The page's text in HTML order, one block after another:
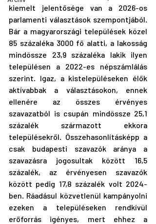
kiemelt jelentősége van a 2026-os
parlamenti választások szempontjából.
Bár a magyarországi települések közel
85 százaléka 3000 fő alatti, a lakosság
mindössze 23,9 százaléka lakik ilyen
településen a 2022-es népszámlálás
szerint. Igaz, a kistelepüléseken élők
aktívabbak a választásokon, ennek
ellenére az összes érvényes
szavazatból is csupán mindössze 25,1
százalék származott ekkora
településekről. Összehasonlításképp a
csak budapesti szavazók aránya a
szavazásra jogosultak között 16,5
százalék, az érvényesen szavazók
között pedig 17,8 százalék volt 2024-
ben. Ráadásul közvetlenül kampányolni
ezeken a településeken rendkívül
erőforrás igényes, mert ehhez a